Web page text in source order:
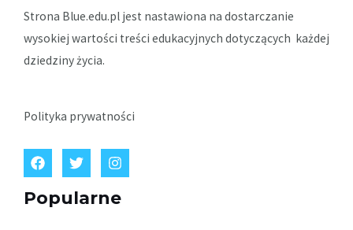
Strona Blue.edu.pl jest nastawiona na dostarczanie
wysokiej wartości treści edukacyjnych dotyczących każdej
dziedziny życia.
Polityka prywatności
Popularne